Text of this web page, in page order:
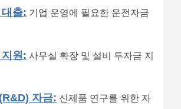
출: 기업 운영에 필요한 운전자금
원: 사무실 확장 및 설비 투자금 지
자금: 신제품 연구를 위한 자